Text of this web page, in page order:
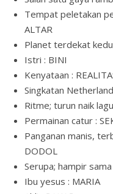
Tempat peletakan
ALTAR
Planet terdekat
Istri : BINI
Kenyataan :
Singkatan
Ritme; turun naik
Permainan catur :
Panganan manis,
DODOL
Serupa; hampir
Ibu yesus : MARIA